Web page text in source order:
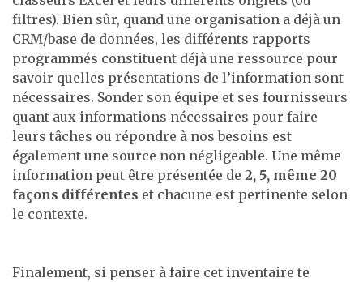
filtres). Bien sûr, quand une organisation a déjà un
CRM/base de données, les différents rapports
programmés constituent déjà une ressource pour
savoir quelles présentations de l’information sont
nécessaires. Sonder son équipe et ses fournisseurs
quant aux informations nécessaires pour faire
leurs tâches ou répondre à nos besoins est
également une source non négligeable. Une même
information peut être présentée de 2, 5, même 20
façons différentes et chacune est pertinente selon
le contexte.
Finalement, si penser à faire cet inventaire te